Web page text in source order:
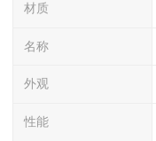
材质
名称
外观
性能